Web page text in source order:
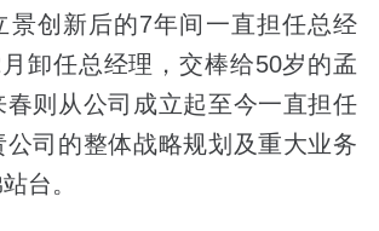
景创新后的7年间一直担任总经
卸任总经理，交棒给50岁的孟
春则从公司成立起至今一直担任
公司的整体战略规划及重大业务
台。